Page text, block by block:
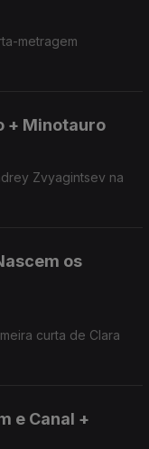
metragem
+ Minotauro
Zvyagintsev na
os
curta de Clara
e Canal +